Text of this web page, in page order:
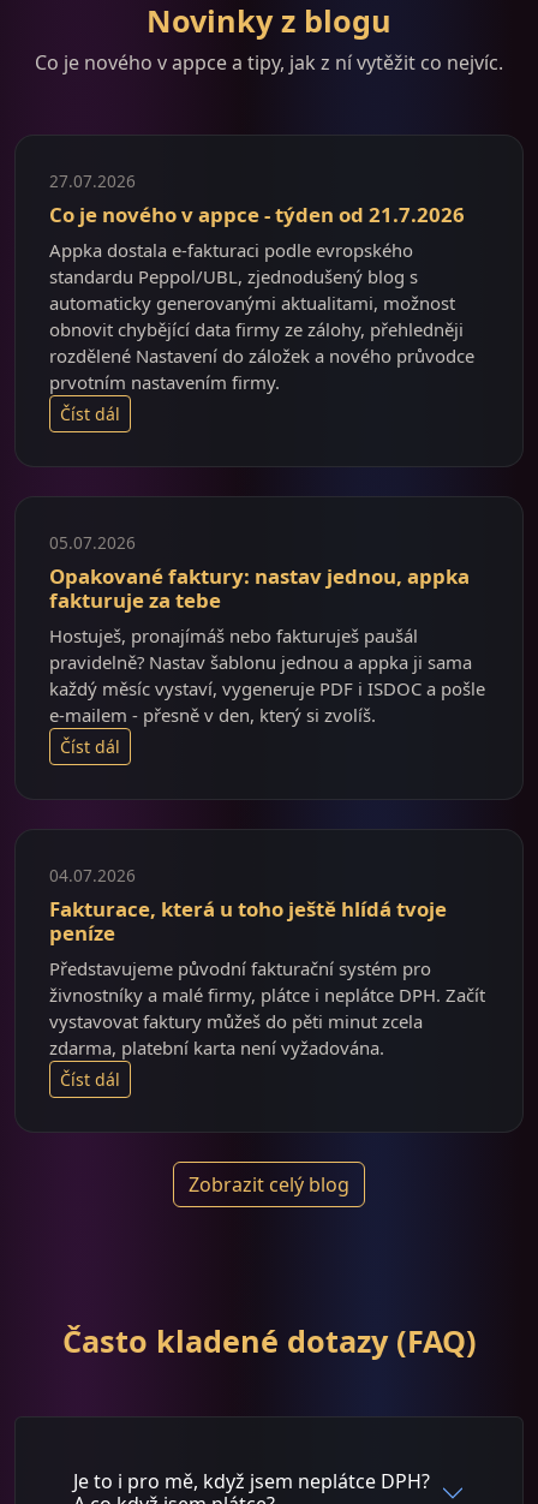
Novinky z blogu
Co je nového v appce a tipy, jak z ní vytěžit co nejvíc.
27.07.2026
Co je nového v appce - týden od 21.7.2026
Appka dostala e-fakturaci podle evropského
standardu Peppol/UBL, zjednodušený blog s
automaticky generovanými aktualitami, možnost
obnovit chybějící data firmy ze zálohy, přehledněji
rozdělené Nastavení do záložek a nového průvodce
prvotním nastavením firmy.
Číst dál
05.07.2026
Opakované faktury: nastav jednou, appka
fakturuje za tebe
Hostuješ, pronajímáš nebo fakturuješ paušál
pravidelně? Nastav šablonu jednou a appka ji sama
každý měsíc vystaví, vygeneruje PDF i ISDOC a pošle
e-mailem - přesně v den, který si zvolíš.
Číst dál
04.07.2026
Fakturace, která u toho ještě hlídá tvoje
peníze
Představujeme původní fakturační systém pro
živnostníky a malé firmy, plátce i neplátce DPH. Začít
vystavovat faktury můžeš do pěti minut zcela
zdarma, platební karta není vyžadována.
Číst dál
Zobrazit celý blog
Často kladené dotazy (FAQ)
Je to i pro mě, když jsem neplátce DPH?